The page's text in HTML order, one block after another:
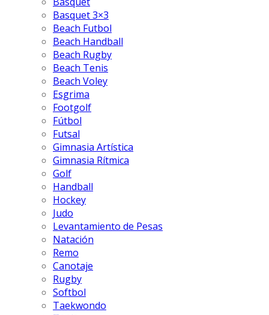
Basquet 3×3
Beach Futbol
Beach Handball
Beach Rugby
Beach Tenis
Beach Voley
Esgrima
Footgolf
Fútbol
Futsal
Gimnasia Artística
Gimnasia Rítmica
Golf
Handball
Hockey
Judo
Levantamiento de Pesas
Natación
Remo
Canotaje
Rugby
Softbol
Taekwondo